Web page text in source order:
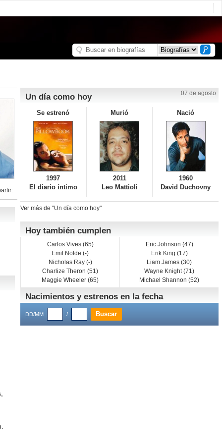
Un día como hoy 07 de agosto
Se estrenó
1997
El diario íntimo
Murió
2011
Leo Mattioli
Nació
1960
David Duchovny
Ver más de "Un día como hoy"
Hoy también cumplen
Carlos Vives (65)
Emil Nolde (-)
Nicholas Ray (-)
Charlize Theron (51)
Maggie Wheeler (65)
Eric Johnson (47)
Erik King (17)
Liam James (30)
Wayne Knight (71)
Michael Shannon (52)
Nacimientos y estrenos en la fecha
DD/MM /